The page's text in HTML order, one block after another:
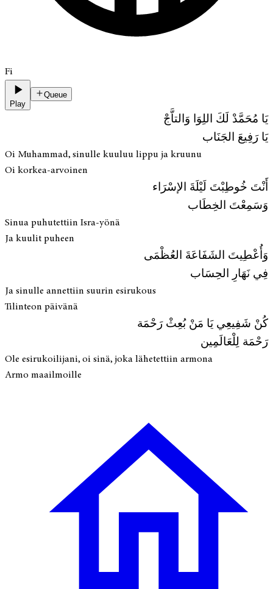
Fi
Play
Queue
يَا مُحَمَّدْ لَكَ اللِوَا وَالتاَّجْ
يَا رَفِيعَ الجَنَاب
Oi Muhammad, sinulle kuuluu lippu ja kruunu
Oi korkea-arvoinen
أَنْتَ خُوطِبْتَ لَيْلَةَ الإسْرَاء
وَسَمِعْتَ الخِطَاب
Sinua puhutettiin Isra-yönä
Ja kuulit puheen
وَأُعْطِيتَ الشَفَاعَةَ العُظْمَى
فِي نَهَارِ الحِسَاب
Ja sinulle annettiin suurin esirukous
Tilinteon päivänä
كُنْ شَفِيعِي يَا مَنْ بُعِثْ رَحْمَة
رَحْمَة لِلْعَالَمِين
Ole esirukoilijani, oi sinä, joka lähetettiin armona
Armo maailmoille